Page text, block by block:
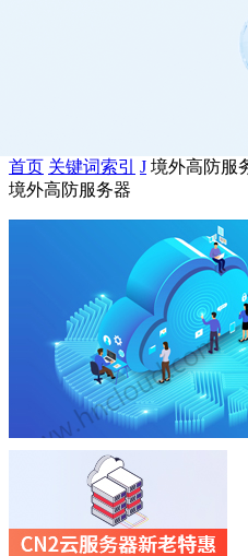
首页 关键词索引 J 境外高防服
境外高防服务器